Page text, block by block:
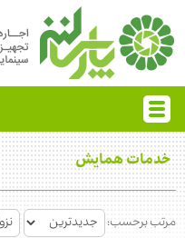
خدمات همایش
مرتب برحسب: